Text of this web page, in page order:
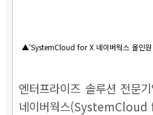
▲‘SystemCloud for X 네이버웍스 올인원
엔터프라이즈 솔루션 전문
네이버웍스(SystemCloud